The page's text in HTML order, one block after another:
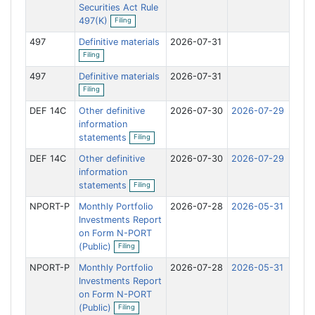
Securities Act Rule
497(K)
Filing
O
e
n
i
g
497 Definitive materials
Filing
O
e
n
f
i
i
n
g
2026-07-31
497 Definitive materials
Filing
O
e
n
f
l
i
n
g
2026-07-31
DEF 14C
Other definitive
information
statements
Filing
e
i
i
n
g
2026-07-30 2026-07-29
DEF 14C
Other definitive
information
statements
Filing
e
n
f
n
g
2026-07-30 2026-07-29
NPORT-P
Monthly Portfolio
Investments Report
on Form N-PORT
(Public)
Filing
O
e
n
f
l
2026-07-28 2026-05-31
NPORT-P
Monthly Portfolio
Investments Report
on Form N-PORT
(Public)
Filing
O
2026-07-28 2026-05-31